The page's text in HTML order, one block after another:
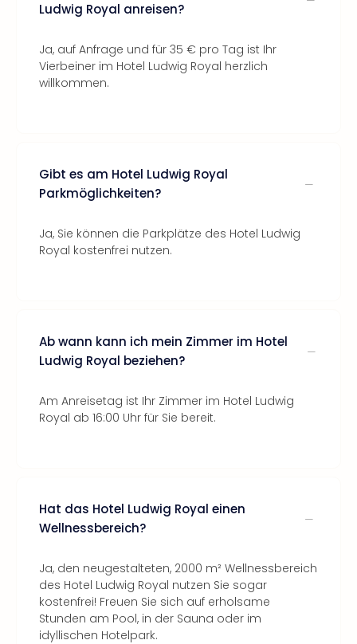
Ludwig Royal anreisen?
Ja, auf Anfrage und für 35 € pro Tag ist Ihr
Vierbeiner im Hotel Ludwig Royal herzlich
willkommen.
Gibt es am Hotel Ludwig Royal
Parkmöglichkeiten?
Ja, Sie können die Parkplätze des Hotel Ludwig
Royal kostenfrei nutzen.
Ab wann kann ich mein Zimmer im Hotel
Ludwig Royal beziehen?
Am Anreisetag ist Ihr Zimmer im Hotel Ludwig
Royal ab 16:00 Uhr für Sie bereit.
Hat das Hotel Ludwig Royal einen
Wellnessbereich?
Ja, den neugestalteten, 2000 m² Wellnessbereich
des Hotel Ludwig Royal nutzen Sie sogar
kostenfrei! Freuen Sie sich auf erholsame
Stunden am Pool, in der Sauna oder im
idyllischen Hotelpark.